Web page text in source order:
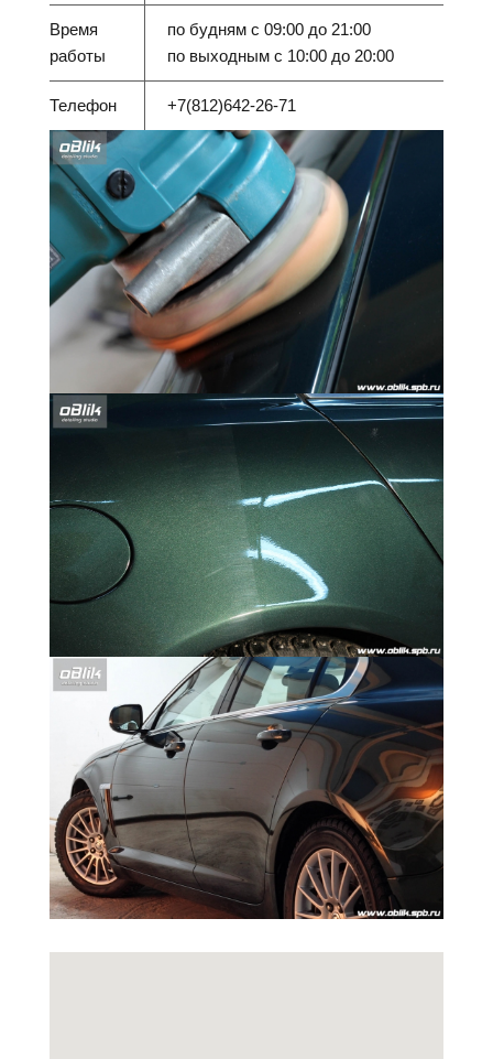
Время
работы
по будням с 09:00 до 21:00
по выходным с 10:00 до 20:00
Телефон +7(812)642-26-71